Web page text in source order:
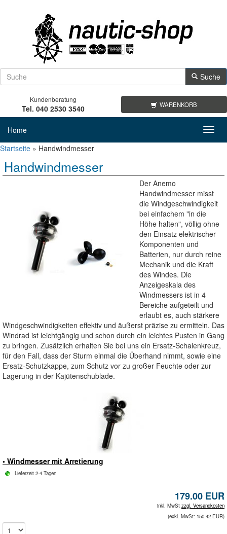
Suche
Kundenberatung
Tel. 040 2530 3540 WARENKORB
Home
Startseite » Handwindmesser
Handwindmesser
Der Anemo
Handwindmesser misst
die Windgeschwindigkeit
bei einfachem "in die
Höhe halten", völlig ohne
den Einsatz elektrischer
Komponenten und
Batterien, nur durch reine
Mechanik und die Kraft
des Windes. Die
Anzeigeskala des
Windmessers ist in 4
Bereiche aufgeteilt und
erlaubt es, auch stärkere
Windgeschwindigkeiten effektiv und äußerst präzise zu ermitteln. Das
Windrad ist leichtgängig und schon durch ein leichtes Pusten in Gang
zu bringen. Zusätzlich erhalten Sie bei uns ein Ersatz-Schalenkreuz,
für den Fall, dass der Sturm einmal die Überhand nimmt, sowie eine
Ersatz-Schutzkappe, zum Schutz vor zu großer Feuchte oder zur
Lagerung in der Kajütenschublade.
• Windmesser mit Arretierung
Lieferzeit 2-4 Tagen
179.00 EUR
inkl. MwSt zzgl. Versandkosten
(exkl. MwSt: 150.42 EUR)